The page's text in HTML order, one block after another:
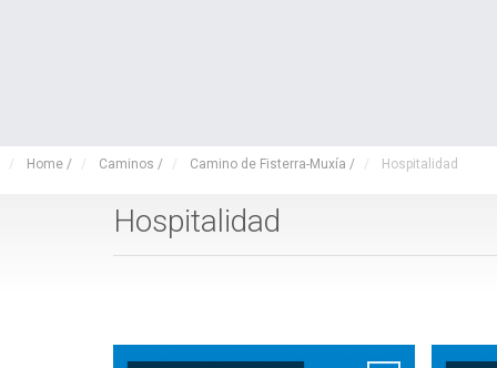
Home / Caminos / Camino de Fisterra-Muxía / Hospitalidad
Hospitalidad